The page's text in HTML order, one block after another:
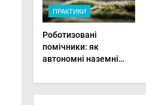
ПРАКТИКИ
Роботизовані
помічники: як
автономні наземні
догляд за органічними
овочами